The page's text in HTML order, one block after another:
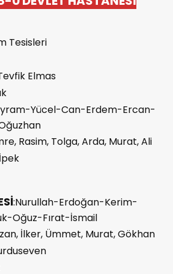
Tesisleri
Elmas
Yücel-Can-Erdem-Ercan-
Rasim, Tolga, Arda, Murat, Ali
:Nurullah-Erdoğan-Kerim-
Oğuz-Fırat-İsmail
İlker, Ümmet, Murat, Gökhan